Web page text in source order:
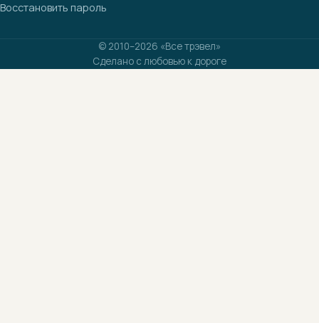
Восстановить пароль
© 2010–2026 «Все трэвел»
Сделано с любовью к дороге